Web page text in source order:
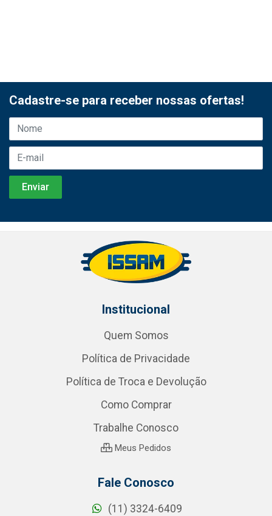
Cadastre-se para receber nossas ofertas!
Institucional
Quem Somos
Política de Privacidade
Política de Troca e Devolução
Como Comprar
Trabalhe Conosco
Meus Pedidos
Fale Conosco
(11) 3324-6409